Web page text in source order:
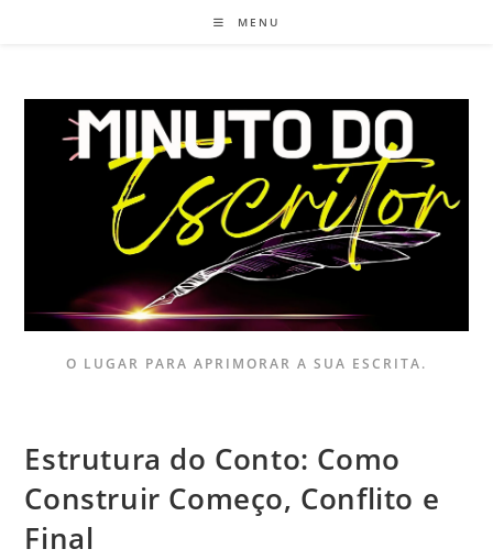
MENU
O LUGAR PARA APRIMORAR A SUA ESCRITA.
Estrutura do Conto: Como
Construir Começo, Conflito e
Final